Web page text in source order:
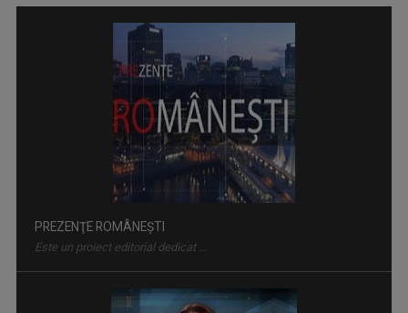
PREZENŢE ROMÂNEŞTI
Este un proiect editorial dedicat ...